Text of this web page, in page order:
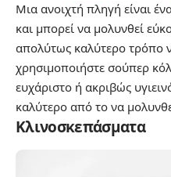
Μια ανοιχτή πληγή είναι
και μπορεί να μολυνθεί
απολύτως καλύτερο τρόπο
χρησιμοποιήστε σούπερ
ευχάριστο ή ακριβώς
καλύτερο από το να
Κλινοσκεπάσματα